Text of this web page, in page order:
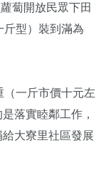
蔔開放民眾下田
斤型）裝到滿為
一斤市價十元左
落實睦鄰工作，
大寮里社區發展